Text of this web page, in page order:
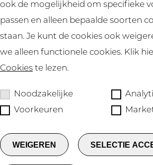
Privacy
ook de mogelijkheid om specifieke
passen en alleen bepaalde soorten
staan. Je kunt de cookies ook
we alleen functionele cookies. Klik
Cookies te lezen.
Noodzakelijke
Voorkeuren
WEIGEREN SELECTIE